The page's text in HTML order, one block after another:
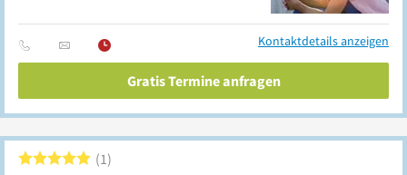
Kontaktdetails anzeigen
Gratis Termine anfragen
1